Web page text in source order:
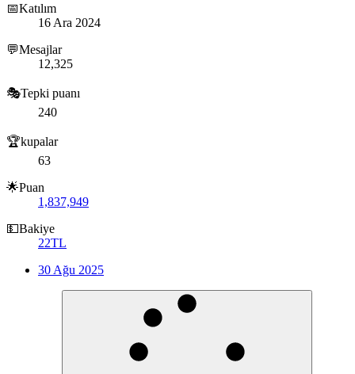
📅Katılım
16 Ara 2024
💬Mesajlar
12,325
🎭Tepki puanı
240
🏆kupalar
63
🌟Puan
1,837,949
💵Bakiye
22TL
30 Ağu 2025